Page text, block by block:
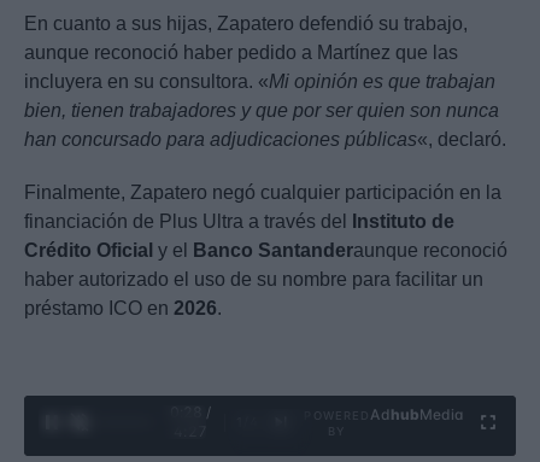
En cuanto a sus hijas, Zapatero defendió su trabajo,
aunque reconoció haber pedido a Martínez que las
incluyera en su consultora. «Mi opinión es que trabajan
bien, tienen trabajadores y que por ser quien son nunca
han concursado para adjudicaciones públicas«, declaró.
Finalmente, Zapatero negó cualquier participación en la
financiación de Plus Ultra a través del
Instituto de
Crédito Oficial y el Banco Santanderaunque reconoció
haber autorizado el uso de su nombre para facilitar un
préstamo ICO en 2026.
0:29 /
Ad hubMedia